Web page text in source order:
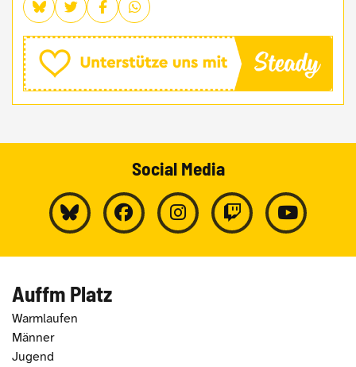
Social Media
Auffm Platz
Warmlaufen
Männer
Jugend